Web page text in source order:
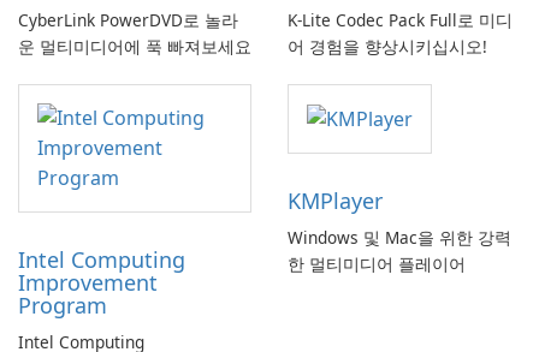
CyberLink PowerDVD로 놀라
운 멀티미디어에 푹 빠져보세요
K-Lite Codec Pack Full로 미디
어 경험을 향상시키십시오!
Intel Computing
Improvement
Program
Intel Computing
KMPlayer
Windows 및 Mac을 위한 강력
한 멀티미디어 플레이어